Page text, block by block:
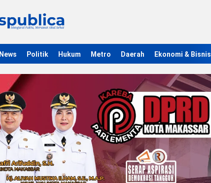
News Politik Hukum Metro Daerah Ekonomi & Bisnis